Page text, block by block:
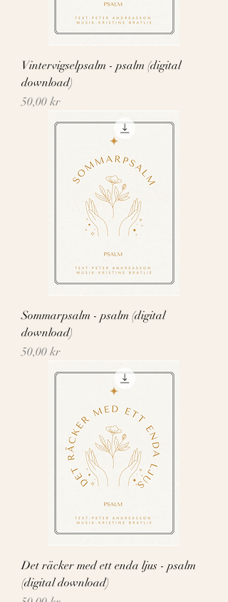
Vintervigselpsalm - psalm (digital
download)
Pris
50,00 kr
Sommarpsalm - psalm (digital
download)
Pris
50,00 kr
Det räcker med ett enda ljus - psalm
(digital download)